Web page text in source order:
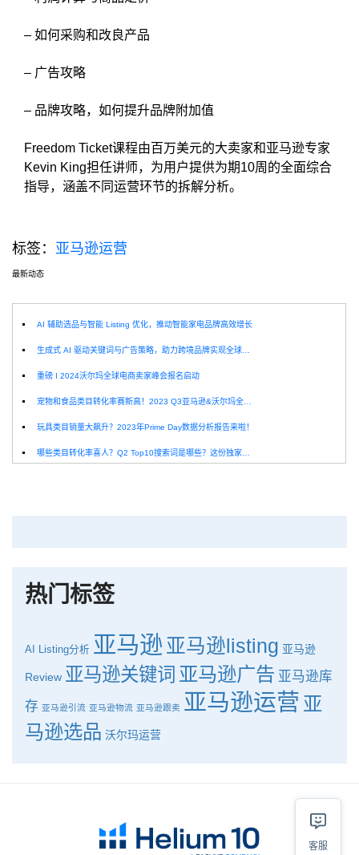
– 如何采购和改良产品
– 广告攻略
– 品牌攻略，如何提升品牌附加值
Freedom Ticket课程由百万美元的大卖家和亚马逊专家
Kevin King担任讲师，为用户提供为期10周的全面综合
指导，涵盖不同运营环节的拆解分析。
标签： 亚马逊运营
最新动态
AI 辅助选品与智能 Listing 优化，推动智能家电品牌高效增长
生成式 AI 驱动关键词与广告策略，助力跨境品牌实现全球增长突破
重磅 I 2024沃尔玛全球电商卖家峰会报名启动
宠物和食品类目转化率赛新高！2023 Q3亚马逊&沃尔玛全球电商CPC数据发布！
玩具类目销量大飙升？2023年Prime Day数据分析报告来啦！
哪些类目转化率喜人？Q2 Top10搜索词是哪些？这份独家报告来解答！
热门标签
AI Listing分析 亚马逊 亚马逊listing 亚马逊
Review 亚马逊关键词 亚马逊广告 亚马逊库
存 亚马逊引流 亚马逊物流 亚马逊跟卖 亚马逊运营 亚
马逊选品 沃尔玛运营
客服